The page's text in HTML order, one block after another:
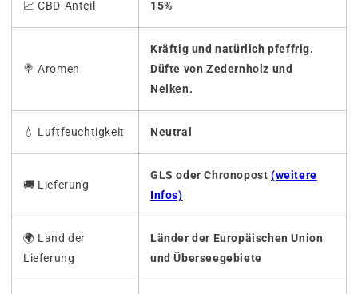
📈 CBD-Anteil 15%
🍭Aromen
Kräftig und natürlich pfeffrig.
Düfte von Zedernholz und
Nelken.
💧 Luftfeuchtigkeit Neutral
🚚 Lieferung
GLS oder Chronopost (weitere
Infos)
🌍 Land der
Lieferung
Länder der Europäischen Union
und Überseegebiete